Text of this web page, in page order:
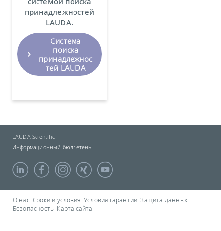
принадлежностей
LAUDA.
Система
поиска
принадлежнос
тей LAUDA
LAUDA Scientific
Информационный бюллетень
О нас Сроки и условия Условия гарантии Защита данных
Безопасность Карта сайта